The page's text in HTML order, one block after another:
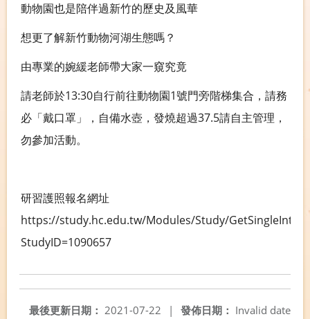
動物園也是陪伴過新竹的歷史及風華
想更了解新竹動物河湖生態嗎？
由專業的婉緩老師帶大家一窺究竟
請老師於13:30自行前往動物園1號門旁階梯集合，請務
必「戴口罩」，自備水壺，發燒超過37.5請自主管理，
勿參加活動。
研習護照報名網址
https://study.hc.edu.tw/Modules/Study/
StudyID=1090657
發佈日期： Invalid date
最後更新日期： 2021-07-22
|